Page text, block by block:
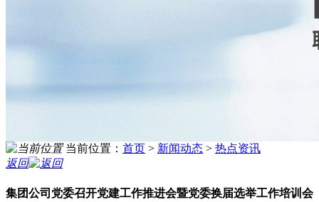
当前位置： 首页 > 新闻动态 > 热点资讯
返回
集团公司党委召开党建工作推进会暨党委换届选举工作培训会